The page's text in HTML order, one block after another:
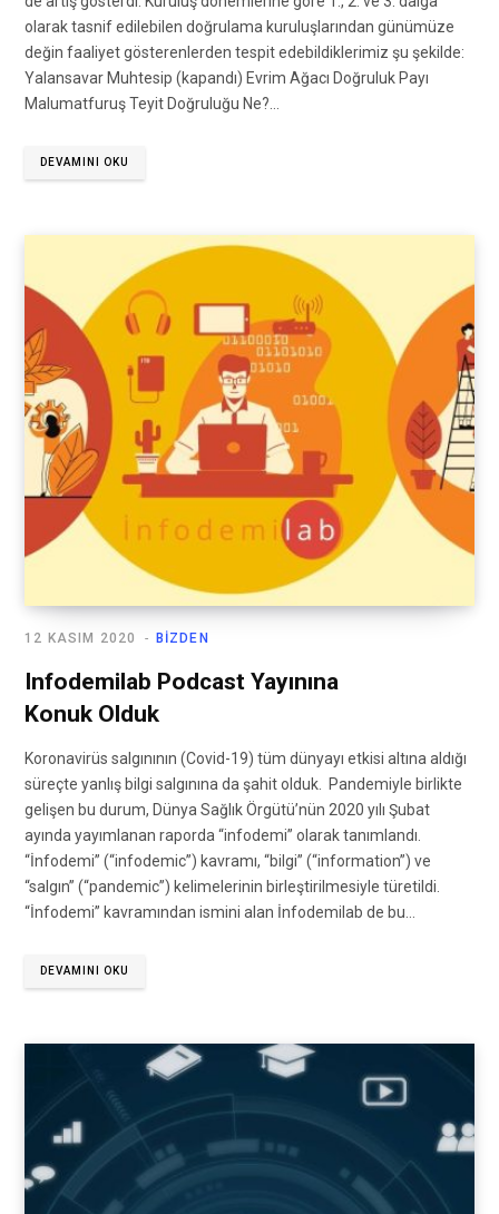
olarak tasnif edilebilen doğrulama kuruluşlarından günümüze
değin faaliyet gösterenlerden tespit edebildiklerimiz şu şekilde:
Yalansavar Muhtesip (kapandı) Evrim Ağacı Doğruluk Payı
Malumatfuruş Teyit Doğruluğu Ne?…
DEVAMINI OKU
BIZDEN
12 KASIM 2020
Infodemilab Podcast Yayınına
Konuk Olduk
Koronavirüs salgınının (Covid-19) tüm dünyayı etkisi altına aldığı
süreçte yanlış bilgi salgınına da şahit olduk. Pandemiyle birlikte
gelişen bu durum, Dünya Sağlık Örgütü’nün 2020 yılı Şubat
ayında yayımlanan raporda “infodemi” olarak tanımlandı.
“İnfodemi” (“infodemic”) kavramı, “bilgi” (“information”) ve
“salgın” (“pandemic”) kelimelerinin birleştirilmesiyle türetildi.
“İnfodemi” kavramından ismini alan İnfodemilab de bu…
DEVAMINI OKU